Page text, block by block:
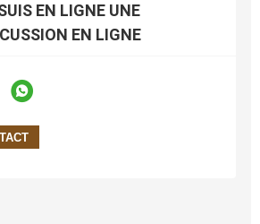
EN LIGNE UNE
EN LIGNE